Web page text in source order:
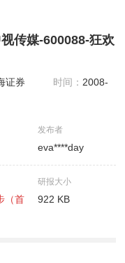
传媒-600088-狂欢
证券 时间： 2008-
发布者
eva****day
（首
研报大小
922 KB